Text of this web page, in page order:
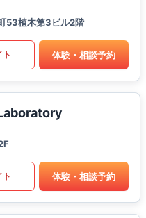
53植木第3ビル2階
ト 体験・相談予約
ト 体験・相談予約